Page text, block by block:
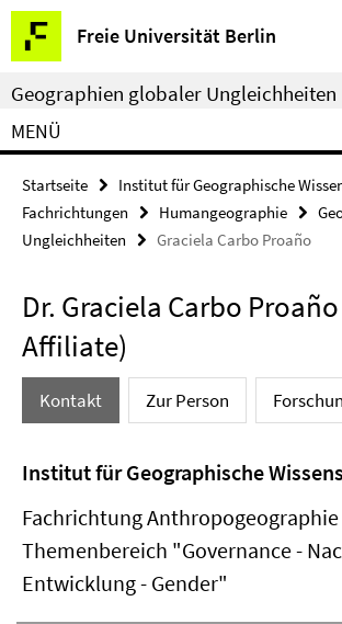
Springe
direkt
zu
Inhalt
Freie Universität Berlin
Service-
Navigation
Geographien globaler Ungleichheiten
MENÜ
Startseite
Institut für Geographische
Fachrichtungen
Humangeographie
Ungleichheiten
Graciela Carbo Proaño
Dr. Graciela Carbo
Affiliate)
Kontakt Zur Person
Institut für Geographische
Fachrichtung Anthropogeographie
Themenbereich "Governance -
Entwicklung - Gender"